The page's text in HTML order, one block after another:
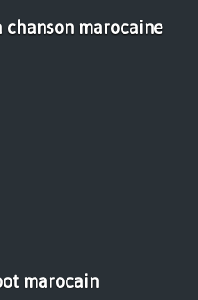
chanson marocaine
marocain